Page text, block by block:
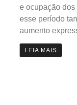
e ocupação
esse período
aumento
LEIA MAIS